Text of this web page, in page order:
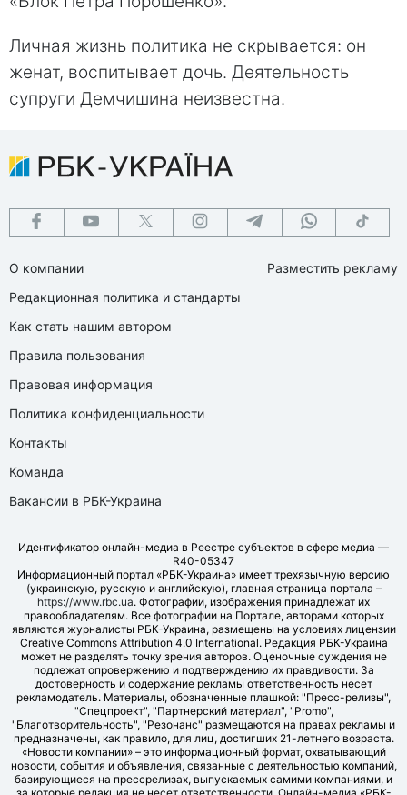
Личная жизнь политика не скрывается: он
женат, воспитывает дочь. Деятельность
супруги Демчишина неизвестна.
О компании
Редакционная политика и стандарты
Как стать нашим автором
Правила пользования
Правовая информация
Политика конфиденциальности
Контакты
Команда
Вакансии в РБК-Украина
Разместить рекламу
Идентификатор онлайн-медиа в Реестре субъектов в сфере медиа —
R40-05347
Информационный портал «РБК-Украина» имеет трехязычную версию
(украинскую, русскую и английскую), главная страница портала –
https://www.rbc.ua. Фотографии, изображения принадлежат их
правообладателям. Все фотографии на Портале, авторами которых
являются журналисты РБК-Украина, размещены на условиях лицензии
Creative Commons Attribution 4.0 International. Редакция РБК-Украина
может не разделять точку зрения авторов. Оценочные суждения не
подлежат опровержению и подтверждению их правдивости. За
достоверность и содержание рекламы ответственность несет
рекламодатель. Материалы, обозначенные плашкой: "Пресс-релизы",
"Спецпроект", "Партнерский материал", "Promo",
"Благотворительность", "Резонанс" размещаются на правах рекламы и
предназначены, как правило, для лиц, достигших 21-летнего возраста.
«Новости компании» – это информационный формат, охватывающий
новости, события и объявления, связанные с деятельностью компаний,
базирующиеся на прессрелизах, выпускаемых самими компаниями, и